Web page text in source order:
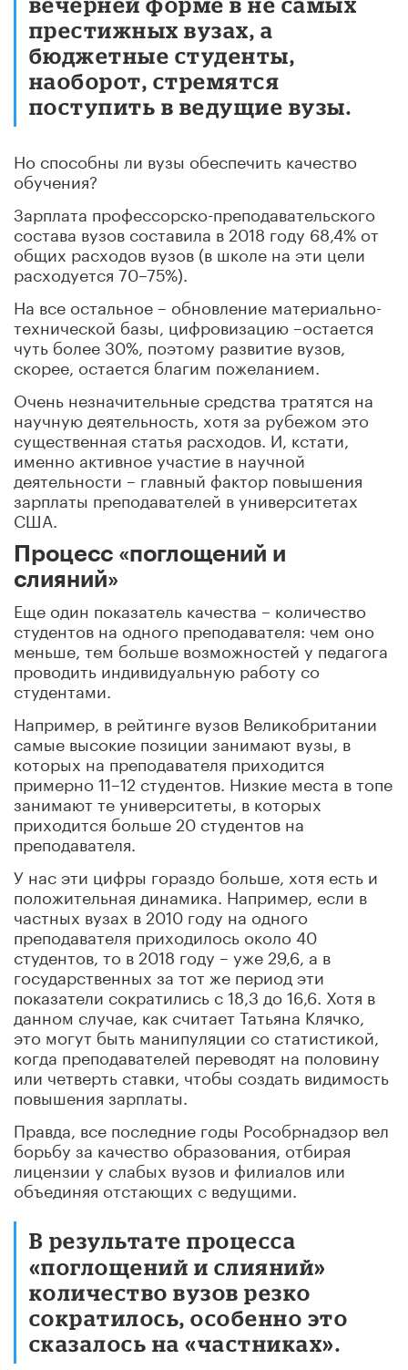
престижных вузах, а
бюджетные студенты,
наоборот, стремятся
поступить в ведущие вузы.
Но способны ли вузы обеспечить качество
обучения?
Зарплата профессорско-преподавательского
состава вузов составила в 2018 году 68,4% от
общих расходов вузов (в школе на эти цели
расходуется 70–75%).
На все остальное – обновление материально-
технической базы, цифровизацию –остается
чуть более 30%, поэтому развитие вузов,
скорее, остается благим пожеланием.
Очень незначительные средства тратятся на
научную деятельность, хотя за рубежом это
cущественная статья расходов. И, кстати,
именно активное участие в научной
деятельности – главный фактор повышения
зарплаты преподавателей в университетах
США.
Процесс «поглощений и
слияний»
Еще один показатель качества – количество
студентов на одного преподавателя: чем оно
меньше, тем больше возможностей у педагога
проводить индивидуальную работу со
студентами.
Например, в рейтинге вузов Великобритании
самые высокие позиции занимают вузы, в
которых на преподавателя приходится
примерно 11–12 студентов. Низкие места в топе
занимают те университеты, в которых
приходится больше 20 студентов на
преподавателя.
У нас эти цифры гораздо больше, хотя есть и
положительная динамика. Например, если в
частных вузах в 2010 году на одного
преподавателя приходилось около 40
студентов, то в 2018 году – уже 29,6, а в
государственных за тот же период эти
показатели сократились с 18,3 до 16,6. Хотя в
данном случае, как считает Татьяна Клячко,
это могут быть манипуляции со статистикой,
когда преподавателей переводят на половину
или четверть ставки, чтобы создать видимость
повышения зарплаты.
Правда, все последние годы Рособрнадзор вел
борьбу за качество образования, отбирая
лицензии у слабых вузов и филиалов или
объединяя отстающих с ведущими.
В результате процесса
«поглощений и слияний»
количество вузов резко
сократилось, особенно это
сказалось на «частниках».